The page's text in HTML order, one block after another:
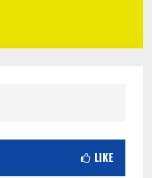
LIKE